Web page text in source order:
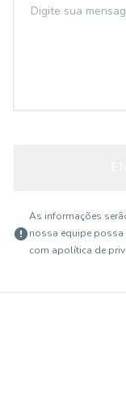
As informações
nossa equipe possa
com apolítica de